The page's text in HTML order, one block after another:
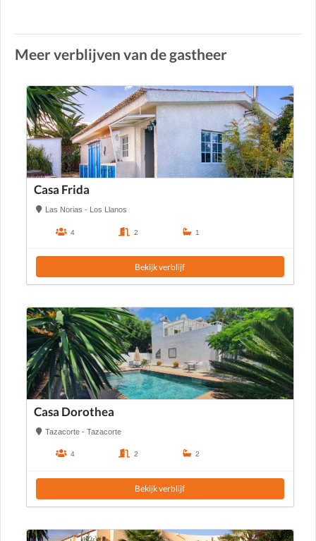
Meer verblijven van de gastheer
Casa Frida
Las Norias - Los Llanos
4 2 1
Bekijk verblijf
Casa Dorothea
Tazacorte - Tazacorte
4 2 2
Bekijk verblijf